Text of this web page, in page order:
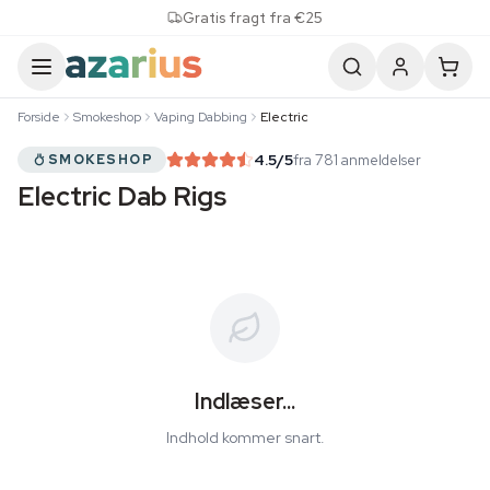
Gratis fragt fra €25
Forside Smokeshop Vaping Dabbing Electric
SMOKESHOP 4.5/5fra 781 anmeldelser
Electric Dab Rigs
Indlæser...
Indhold kommer snart.